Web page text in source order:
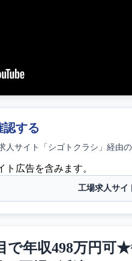
認する
人サイト「シゴトクラシ」経由
ト広告を含みます。
工場求人サイ
で年収498万円